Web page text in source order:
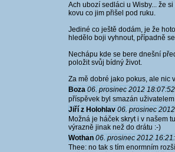
Ach ubozí sedláci u Wisby... že
kovu co jim přišel pod ruku.
Jediné co ještě dodám, je že
hledělo boji vyhnout, případně
Nechápu kde se bere dnešní
položit svůj bídný život.
Za mě dobré jako pokus, ale nic
Boza 06. prosinec 2012 18:07:52
příspěvek byl smazán
Jiří z Holohlav 06. prosinec
Možná je háček skryt i v našem
výrazně jinak než do drátu :-)
Wothan 06. prosinec 2012
Thee: no tak s tím enormním